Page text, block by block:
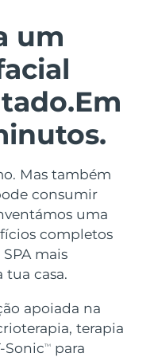
um
Em
Mas também
consumir
uma
completos
mais
casa.
apoiada na
terapia
SonicTM
para
massage
facial
on-the-go
& lips
device
light therapy
oral
toothbrush
sonic toothbrush
LED
Entrega prevista
Entrega prevista8/10/26
Entrega prevista8/16/26
Entrega prevista 8/13/26
Entrega prevista8/15/26
Entrega prevista8/14/26
Entrega prevista